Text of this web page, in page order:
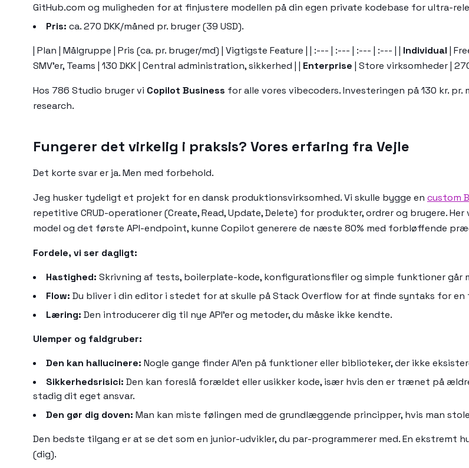
GitHub.com og muligheden for at finjustere modellen på din egen private kodebase for ultra-
Pris: ca. 270 DKK/måned pr. bruger (39 USD).
| Plan | Målgruppe | Pris (ca. pr. bruger/md) | Vigtigste Feature | | :--- | :--- | :--- | :--- | | Individual |
SMV'er, Teams | 130 DKK | Central administration, sikkerhed | | Enterprise | Store virksomheder |
Hos 786 Studio bruger vi Copilot Business for alle vores vibecoders. Investeringen på 130 kr.
research.
Fungerer det virkelig i praksis? Vores erfaring fra Vejle
Det korte svar er ja. Men med forbehold.
Jeg husker tydeligt et projekt for en dansk produktionsvirksomhed. Vi skulle bygge en custom
repetitive CRUD-operationer (Create, Read, Update, Delete) for produkter, ordrer og brugere.
model og det første API-endpoint, kunne Copilot generere de næste 80% med forbløffende
Fordele, vi ser dagligt:
Hastighed: Skrivning af tests, boilerplate-kode, konfigurationsfiler og simple funktioner går
Flow: Du bliver i din editor i stedet for at skulle på Stack Overflow for at finde syntaks for
Læring: Den introducerer dig til nye API'er og metoder, du måske ikke kendte.
Ulemper og faldgruber:
Den kan hallucinere: Nogle gange finder AI'en på funktioner eller biblioteker, der ikke
Sikkerhedsrisici: Den kan foreslå forældet eller usikker kode, især hvis den er trænet på
stadig dit eget ansvar.
Den gør dig doven: Man kan miste følingen med de grundlæggende principper, hvis man
Den bedste tilgang er at se det som en junior-udvikler, du par-programmerer med. En ekstremt
(dig).